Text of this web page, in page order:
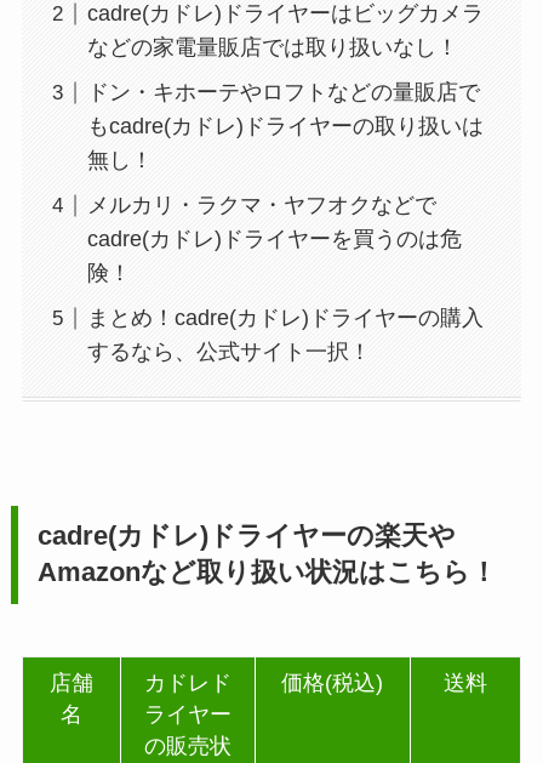
cadre(カドレ)ドライヤーはビッグカメラ
などの家電量販店では取り扱いなし！
ドン・キホーテやロフトなどの量販店で
もcadre(カドレ)ドライヤーの取り扱いは
無し！
メルカリ・ラクマ・ヤフオクなどで
cadre(カドレ)ドライヤーを買うのは危
険！
まとめ！cadre(カドレ)ドライヤーの購入
するなら、公式サイト一択！
cadre(カドレ)ドライヤーの楽天や
Amazonなど取り扱い状況はこちら！
店舗
名
カドレド
ライヤー
の販売状
価格(税込) 送料